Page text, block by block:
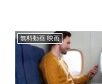
無料動画 映画